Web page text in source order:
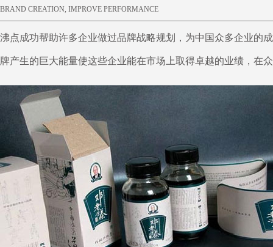
BRAND CREATION, IMPROVE PERFORMANCE
沸点成功帮助许多企业做过品牌战略规划，为中国众多企业的
牌产生的巨大能量使这些企业能在市场上取得卓越的业绩，在